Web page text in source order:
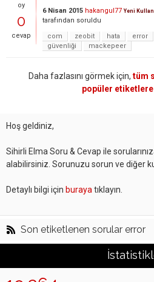
oy
0
cevap
6 Nisan 2015 hakangul77 Yeni
tarafından soruldu
com
zeobit hata error
güvenliği
mackepeer
Daha fazlasını görmek için, tüm
popüler etiketlere
Hoş geldiniz,
Sihirli Elma Soru & Cevap ile
alabilirsiniz. Sorunuzu sorun ve diğer
Detaylı bilgi için buraya tıklayın.
Son etiketlenen sorular error